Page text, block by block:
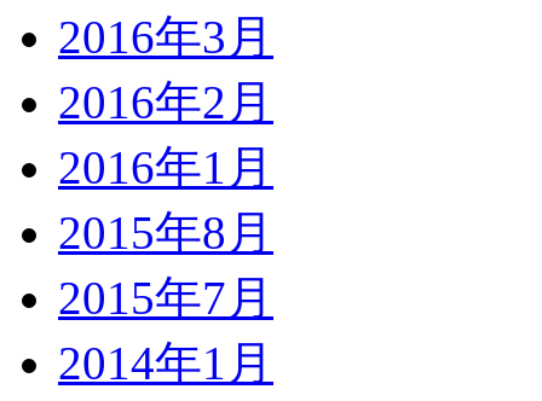
2016年3月
2016年2月
2016年1月
2015年8月
2015年7月
2014年1月